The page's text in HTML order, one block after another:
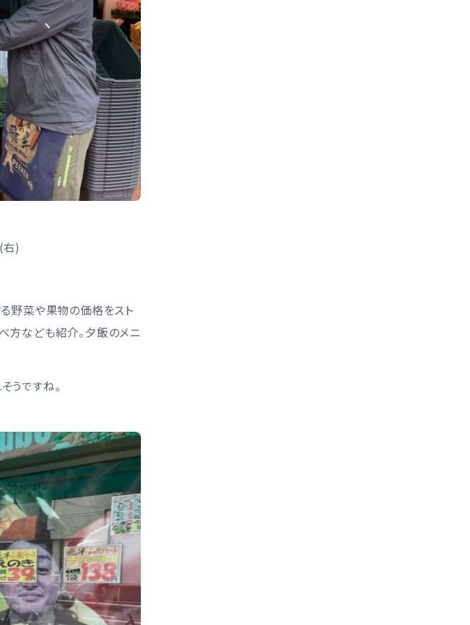
右)
野菜や果物の価格をスト
方なども紹介。夕飯のメニ
うですね。